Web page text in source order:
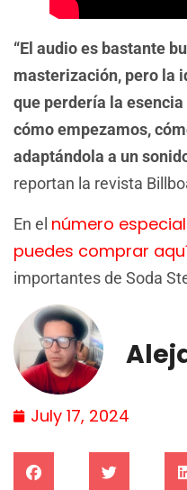
“El audio es bastante
masterización, pero la
que perdería la
cómo empezamos,
adaptándola a un
reportan la revista
En el número
puedes comprar
importantes de Soda
July 17, 2024